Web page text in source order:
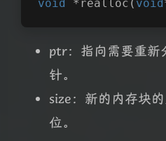
void * realloc ( void
ptr：指向需要重新
针。
size：新的内存块
位。